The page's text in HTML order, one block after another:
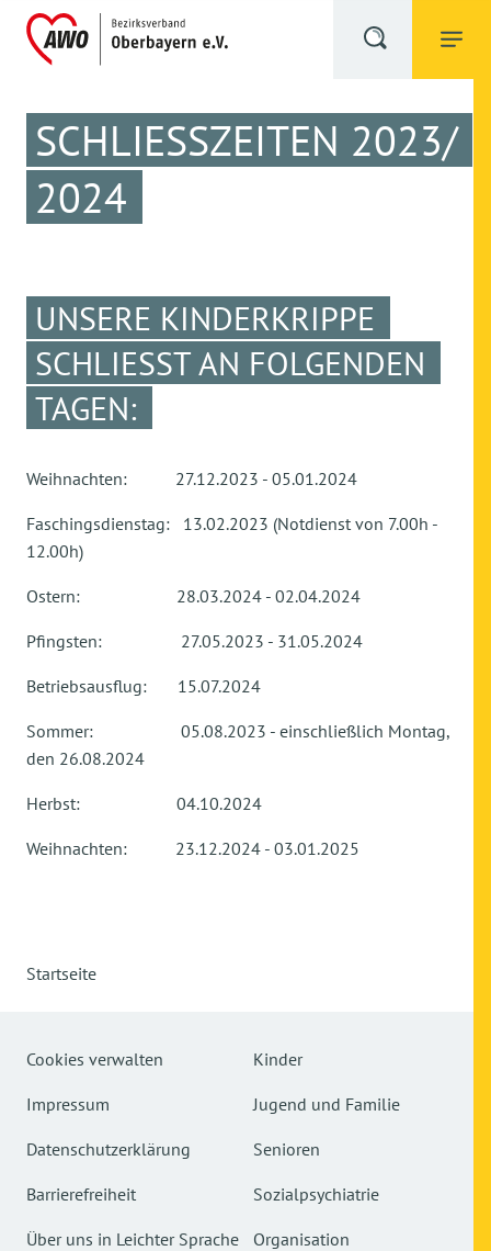
SCHLIESSZEITEN 2023/ 2
024
UNSERE KINDERKRIPPE
SCHLIESST AN FOLGENDEN T
AGEN:
Weihnachten: 27.12.2023 - 05.01.2024
Faschingsdienstag: 13.02.2023 (Notdienst von 7.00h -
12.00h)
Ostern: 28.03.2024 - 02.04.2024
Pfingsten: 27.05.2023 - 31.05.2024
Betriebsausflug: 15.07.2024
Sommer: 05.08.2023 - einschließlich Montag,
den 26.08.2024
Herbst: 04.10.2024
Weihnachten: 23.12.2024 - 03.01.2025
Startseite
Cookies verwalten
Impressum
Datenschutzerklärung
Barrierefreiheit
Über uns in Leichter Sprache
Kinder
Jugend und Familie
Senioren
Sozialpsychiatrie
Organisation